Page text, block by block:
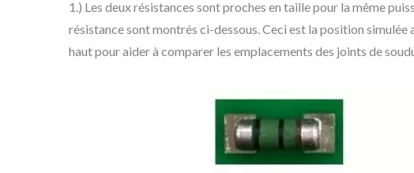
1.) Les deux résistances sont proches en taille pour la même
résistance sont montrés ci-dessous. Ceci est la position
haut pour aider à comparer les emplacements des joints de